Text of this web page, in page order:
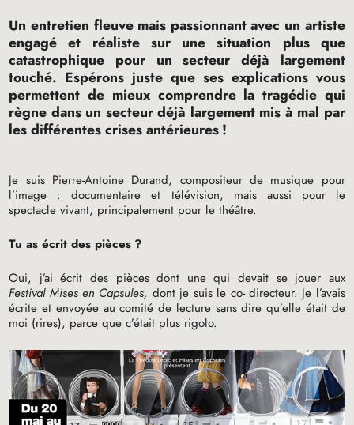
Un entretien fleuve mais passionnant avec un artiste
engagé et réaliste sur une situation plus que
catastrophique pour un secteur déjà largement
touché. Espérons juste que ses explications vous
permettent de mieux comprendre la tragédie qui
règne dans un secteur déjà largement mis à mal par
les différentes crises antérieures!
Je suis Pierre-Antoine Durand, compositeur de musique pour
l’image : documentaire et télévision, mais aussi pour le
spectacle vivant, principalement pour le théâtre.
Tu as écrit des pièces ?
Oui, j’ai écrit des pièces dont une qui devait se jouer aux
Festival Mises en Capsules, dont je suis le co- directeur. Je l’avais
écrite et envoyée au comité de lecture sans dire qu’elle était de
moi (rires), parce que c’était plus rigolo.